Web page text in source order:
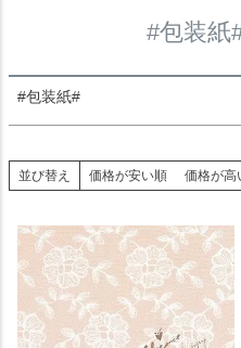
#包装紙
#包装紙#
並び替え 価格が安い順 価格が高